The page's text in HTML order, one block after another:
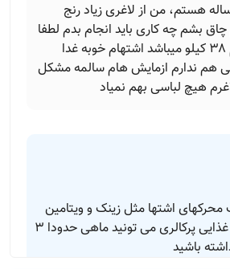
سلام خانمی 25 ساله هستم، من از لاغری زیاد رنج
بشم چه کاری باید انجام بدم لطفا
راهنمایی کنیی وزنم ۳۸ کیلو میباشد اشتهام خوبه غدا
هم ندارم ازمایش هام سالمه مشکل
هیچ لباسی بهم نمیاد
اشتها مثل زینک و ویتامین
ب ۱ و مصرف رژیم غذایی پرکالری می تونید ماهی حدودا ۳
باشید